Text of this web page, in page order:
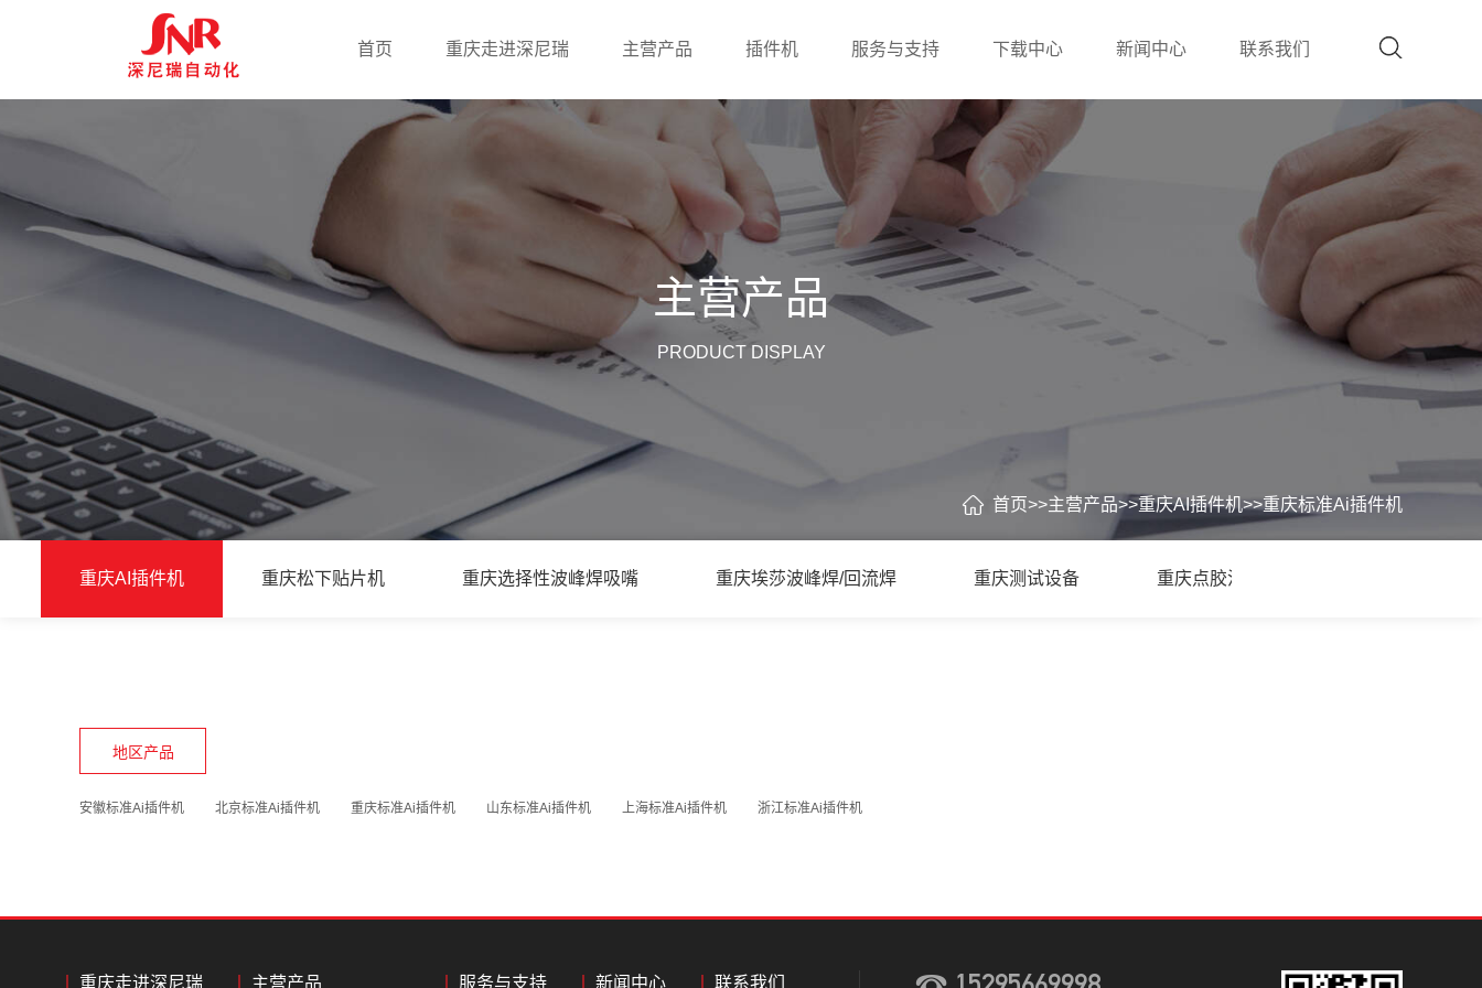
首页 重庆走进深尼瑞 主营产品 插件机 服务与支持 下载中心 新闻中心 联系我们
主营产品
PRODUCT DISPLAY
首页>>主营产品>>重庆AI插件机>>重庆标准Ai插件机
重庆AI插件机 重庆松下贴片机 重庆选择性波峰焊吸嘴 重庆埃莎波峰焊/回流焊 重庆测试设备 重庆点胶涂覆
地区产品
安徽标准Ai插件机 北京标准Ai插件机 重庆标准Ai插件机 山东标准Ai插件机 上海标准Ai插件机 浙江标准Ai插件机
重庆走进深尼瑞 主营产品 服务与支持 新闻中心 联系我们